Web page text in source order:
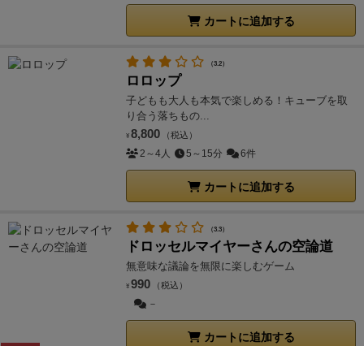
カートに追加する
（3.2）
ロロップ
子どもも大人も本気で楽しめる！キューブを取
り合う落ちもの...
¥ 8,800 （税込）
2～4人 5～15分 6件
カートに追加する
（3.3）
ドロッセルマイヤーさんの空論道
無意味な議論を無限に楽しむゲーム
¥ 990 （税込）
－
カートに追加する